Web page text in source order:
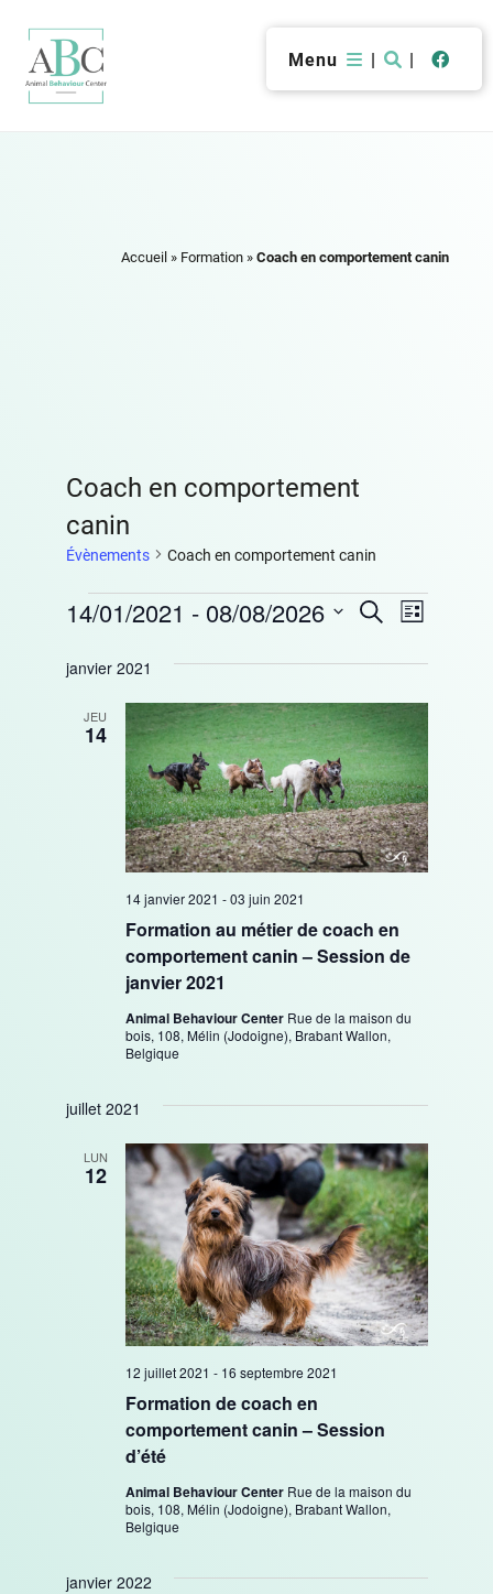
Menu | |
Accueil » Formation»Coach en comportement canin
Coach en comportement
canin
Évènements Coach en comportement canin
Évènements
Recherche
de
vues
Évènements
Recherche
Liste
14/01/2021 - 08/08/2026
une
janvier 2021
JEU
14
Formation au métier de coach en
comportement canin – Session de
janvier 2021
14 janvier 2021 -03 juin 2021
Animal Behaviour Center Rue de la maison du
bois, 108, Mélin (Jodoigne), Brabant Wallon,
Belgique
juillet 2021
LUN
12
Formation de coach en
comportement canin – Session
d’été
12 juillet 2021 - 16 septembre 2021
Animal Behaviour Center Rue de la maison du
bois, 108, Mélin (Jodoigne), Brabant Wallon,
Belgique
janvier 2022